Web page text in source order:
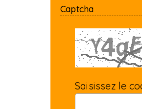
Captcha
Saisissez le